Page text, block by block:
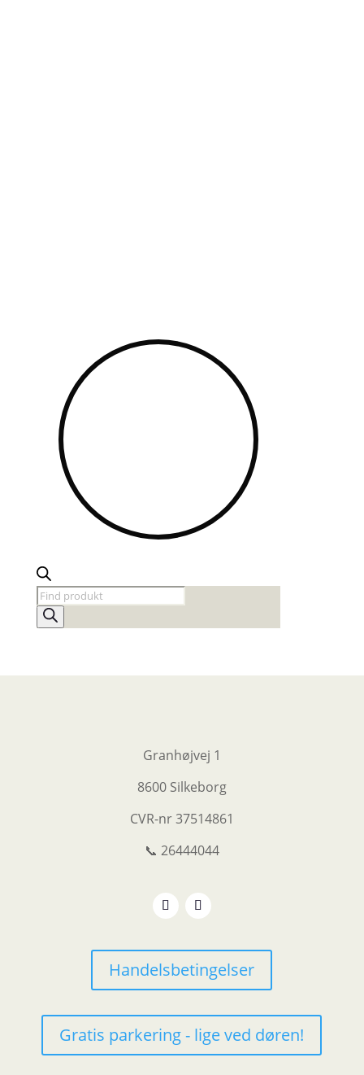
Products
search
Granhøjvej 1
8600 Silkeborg
CVR-nr37514861
📞 26444044
Handelsbetingelser
Gratis parkering - lige ved døren!